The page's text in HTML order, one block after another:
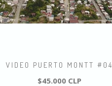
VIDEO PUERTO MONTT #04
$45.000 CLP